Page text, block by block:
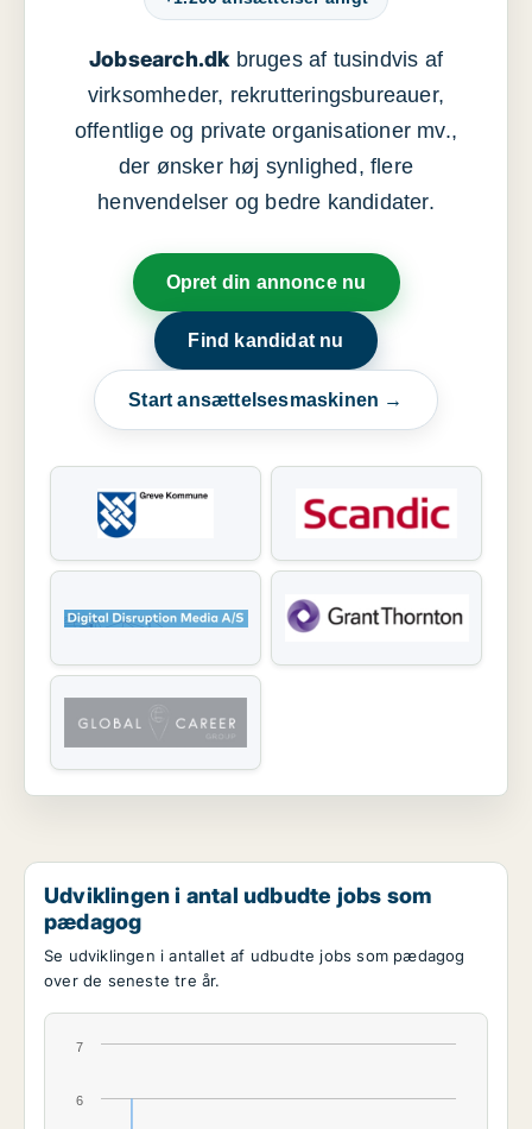
Jobsearch.dkbruges af tusindvis af
virksomheder, rekrutteringsbureauer,
offentlige og private organisationer mv.,
der ønsker høj synlighed, flere
henvendelser og bedre kandidater.
Opret din annonce nu
Find kandidat nu
Start ansættelsesmaskinen →
Udviklingen i antal udbudte jobs som
pædagog
Se udviklingen i antallet af udbudte jobs som pædagog
over de seneste tre år.
6
7